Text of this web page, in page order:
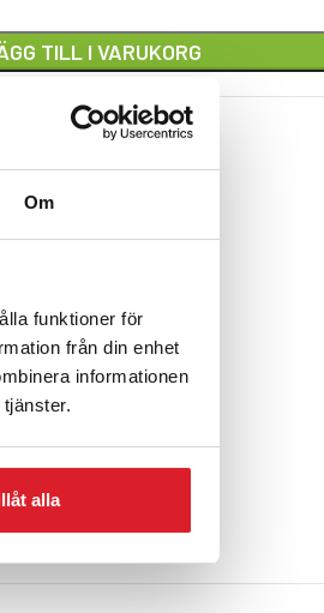
Om
funktioner för
från din enhet
informationen
alla
TILL I VARUKORG